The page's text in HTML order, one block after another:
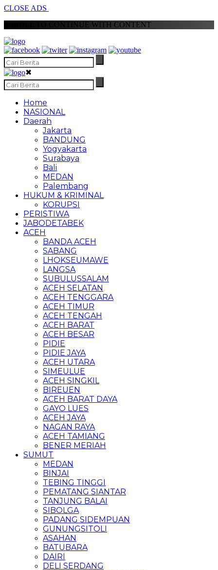
CLOSE ADS
SCROLL TO CONTINUE WITH CONTENT
✖
Home
NASIONAL
Daerah
Jakarta
BANDUNG
Yogyakarta
Surabaya
Bali
MEDAN
Palembang
HUKUM & KRIMINAL
KORUPSI
PERISTIWA
JABODETABEK
ACEH
BANDA ACEH
SABANG
LHOKSEUMAWE
LANGSA
SUBULUSSALAM
ACEH SELATAN
ACEH TENGGARA
ACEH TIMUR
ACEH TENGAH
ACEH BARAT
ACEH BESAR
PIDIE
PIDIE JAYA
ACEH UTARA
SIMEULUE
ACEH SINGKIL
BIREUEN
ACEH BARAT DAYA
GAYO LUES
ACEH JAYA
NAGAN RAYA
ACEH TAMIANG
BENER MERIAH
SUMUT
MEDAN
BINJAI
TEBING TINGGI
PEMATANG SIANTAR
TANJUNG BALAI
SIBOLGA
PADANG SIDEMPUAN
GUNUNGSITOLI
ASAHAN
BATUBARA
DAIRI
DELI SERDANG